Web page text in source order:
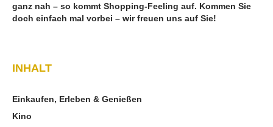
ganz nah – so kommt Shopping-Feeling auf. Kommen Sie
doch einfach mal vorbei – wir freuen uns auf Sie!
INHALT
Einkaufen, Erleben & Genießen
Kino